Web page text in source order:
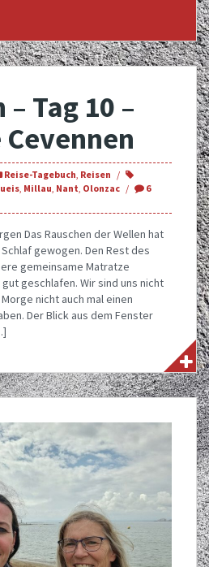
Tag 10 –
Reise-Tagebuch, Reisen
, Millau, Nant, Olonzac
6
Das Rauschen der Wellen hat
gewogen. Den Rest des
gemeinsame Matratze
geschlafen. Wir sind uns nicht
nicht auch mal einen
Der Blick aus dem Fenster